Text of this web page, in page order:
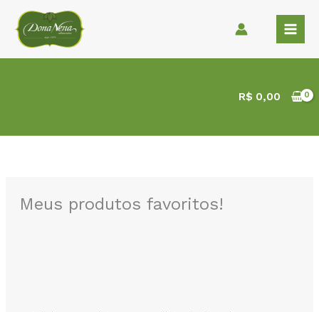
para
conteúdo
R$ 0,00
Meus produtos favoritos!